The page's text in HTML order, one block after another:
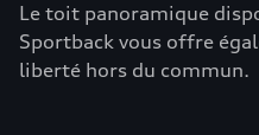
Le toit panoramique
Sportback vous offre
liberté hors du commun.